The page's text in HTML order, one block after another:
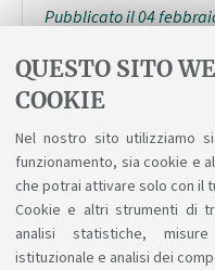
QUESTO SITO
COOKIE
Nel nostro sito utilizziamo
funzionamento, sia cookie e
che potrai attivare solo con il
Cookie e altri strumenti di
analisi statistiche,
istituzionale e analisi dei
Pubblicato il 04
Quali Enciclopedie
Partecipa alla
Pubblicato il 03
1 2 3 4